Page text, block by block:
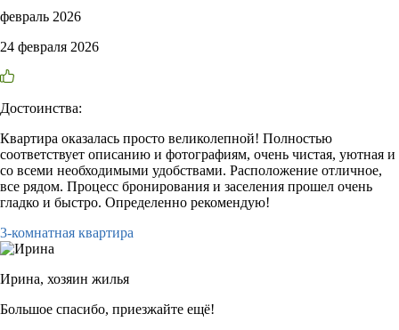
февраль 2026
24 февраля 2026
Достоинства:
Квартира оказалась просто великолепной! Полностью
соответствует описанию и фотографиям, очень чистая, уютная и
со всеми необходимыми удобствами. Расположение отличное,
все рядом. Процесс бронирования и заселения прошел очень
гладко и быстро. Определенно рекомендую!
3-комнатная квартира
Ирина, хозяин жилья
Большое спасибо, приезжайте ещё!